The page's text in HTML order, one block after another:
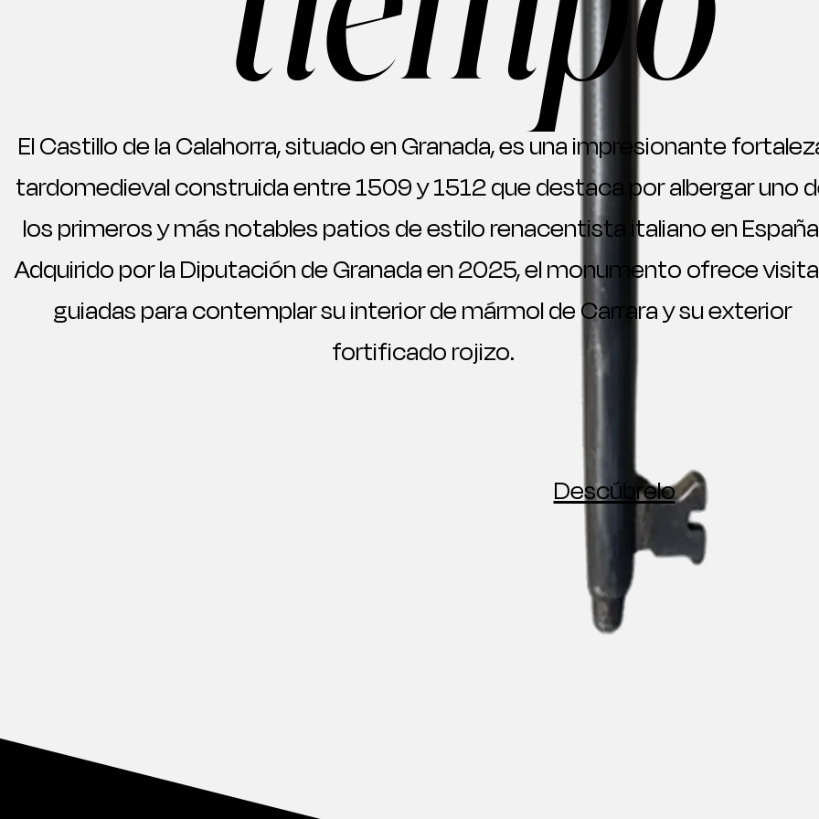
El Castillo de la Calahorra, situado en Granada, es una impresionante
tardomedieval construida entre 1509 y 1512 que destaca por albergar uno
los primeros y más notables patios de estilo renacentista italiano en
Adquirido por la Diputación de Granada en 2025, el monumento ofrece
guiadas para contemplar su interior de mármol de Carrara y su exterior
fortificado rojizo.
Descúbrelo